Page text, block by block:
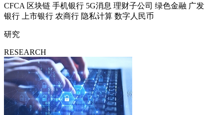
CFCA 区块链 手机银行 5G消息 理财子公司 绿色金融 广发
银行
上市银行 农商行 隐私计算 数字人民币
研究
RESEARCH